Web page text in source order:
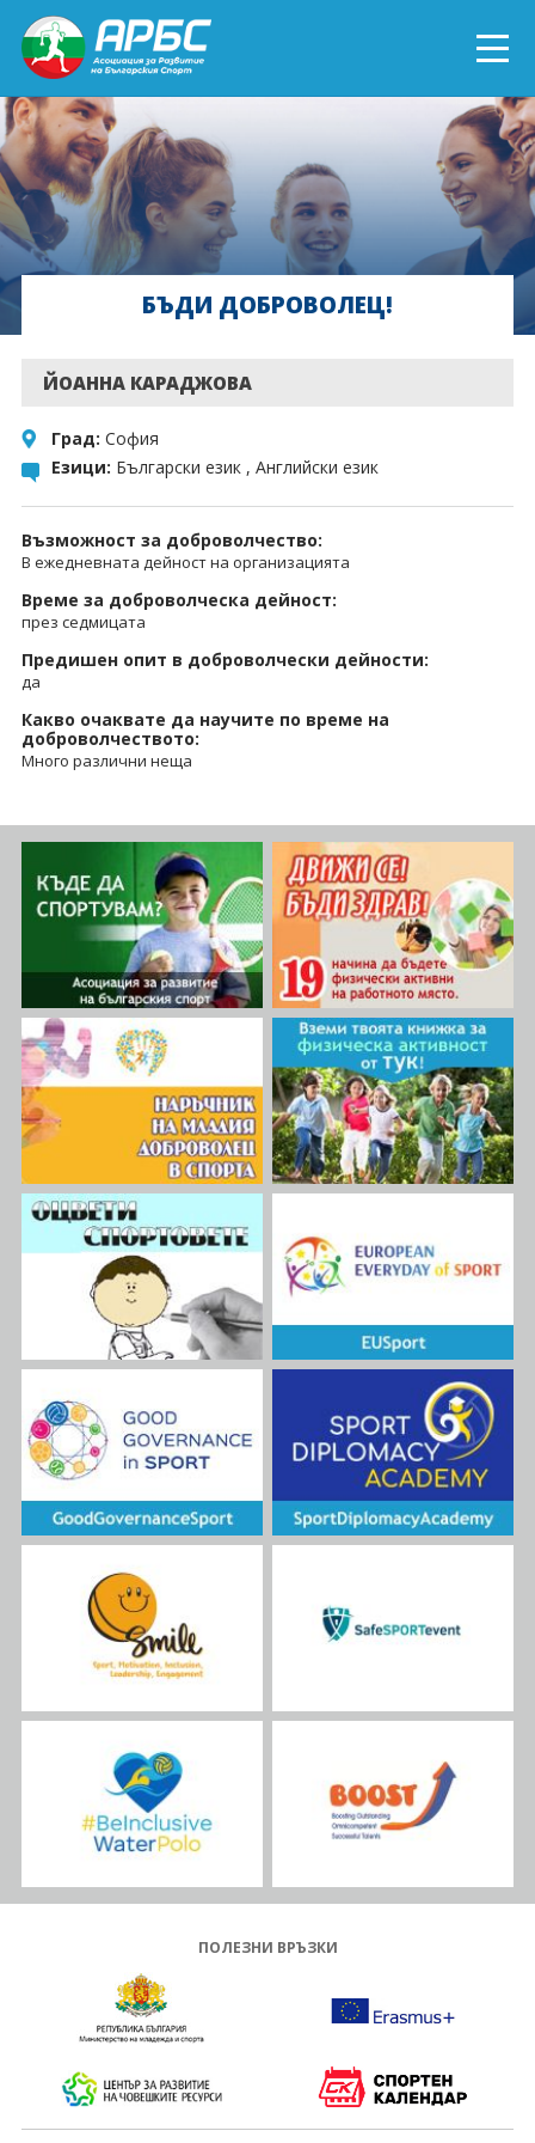
ENGLISH
СПОРТ БЛИЗО ДО ТЕБ
ТЕКУЩИ ПРОЕКТИ
ОНЛАЙН ОБУЧЕНИЯ
БЪДИ ДОБРОВОЛЕЦ!
БЪДИ ДОБРОВОЛЕЦ!
ЙОАННА КАРАДЖОВА
Град: София
Езици: Български език , Английски език
Възможност за доброволчество:
В ежедневната дейност на организацията
Време за доброволческа дейност:
през седмицата
Предишен опит в доброволчески дейности:
да
Какво очаквате да научите по време на
доброволчеството:
Много различни неща
ПОЛЕЗНИ ВРЪЗКИ